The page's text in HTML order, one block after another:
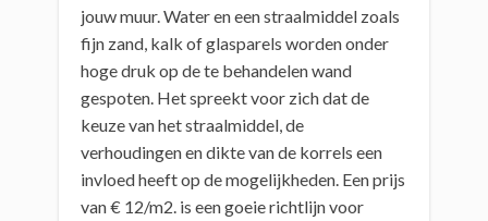
jouw muur. Water en een straalmiddel zoals
fijn zand, kalk of glasparels worden onder
hoge druk op de te behandelen wand
gespoten. Het spreekt voor zich dat de
keuze van het straalmiddel, de
verhoudingen en dikte van de korrels een
invloed heeft op de mogelijkheden. Een prijs
van € 12/m2. is een goeie richtlijn voor